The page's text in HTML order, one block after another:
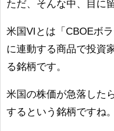
ただ、そんな中、目に
米国VIとは「CBOEボ
に連動する商品で投資
る銘柄です。
米国の株価が急落した
するという銘柄ですね。